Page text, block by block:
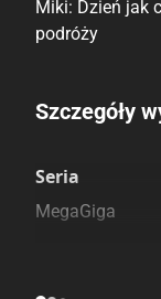
Miki: Dzień jak
podróży
Porównaj
Szczegóły
Seria
MegaGiga